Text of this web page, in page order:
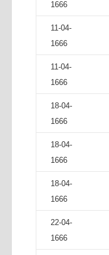
1666
11-04-
1666
11-04-
1666
18-04-
1666
18-04-
1666
18-04-
1666
22-04-
1666